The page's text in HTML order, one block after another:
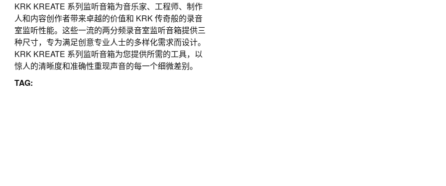
KRK KREATE 系列监听音箱为音乐家、工程师、制作
人和内容创作者带来卓越的价值和 KRK 传奇般的录音
室监听性能。这些一流的两分频录音室监听音箱提供三
种尺寸，专为满足创意专业人士的多样化需求而设计。
KRK KREATE 系列监听音箱为您提供所需的工具，以
惊人的清晰度和准确性重现声音的每一个细微差别。
TAG: